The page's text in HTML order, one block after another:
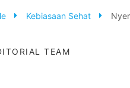
Kebiasaan Sehat
TEAM